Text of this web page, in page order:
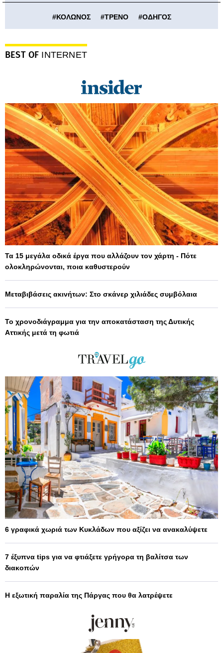
#ΚΟΛΩΝΟΣ #ΤΡΕΝΟ #ΟΔΗΓΟΣ
BEST OF INTERNET
Τα 15 μεγάλα οδικά έργα που αλλάζουν τον χάρτη - Πότε
ολοκληρώνονται, ποια καθυστερούν
Μεταβιβάσεις ακινήτων: Στο σκάνερ χιλιάδες συμβόλαια
Το χρονοδιάγραμμα για την αποκατάσταση της Δυτικής
Αττικής μετά τη φωτιά
6 γραφικά χωριά των Κυκλάδων που αξίζει να ανακαλύψετε
7 έξυπνα tips για να φτιάξετε γρήγορα τη βαλίτσα των
διακοπών
Η εξωτική παραλία της Πάργας που θα λατρέψετε